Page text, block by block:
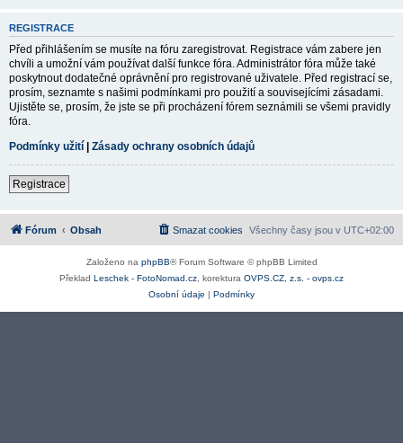
REGISTRACE
Před přihlášením se musíte na fóru zaregistrovat. Registrace vám zabere jen
chvíli a umožní vám používat další funkce fóra. Administrátor fóra může také
poskytnout dodatečné oprávnění pro registrované uživatele. Před registrací se,
prosím, seznamte s našimi podmínkami pro použití a souvisejícími zásadami.
Ujistěte se, prosím, že jste se při procházení fórem seznámili se všemi pravidly
fóra.
Podmínky užití | Zásady ochrany osobních údajů
Registrace
Fórum Obsah Všechny časy jsou v UTC+02:00
Smazat cookies
Založeno na phpBB® Forum Software © phpBB Limited
Překlad Leschek - FotoNomad.cz , korektura OVPS.CZ, z.s. - ovps.cz
Osobní údaje | Podmínky